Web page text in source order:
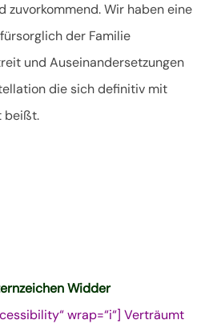
zuvorkommend. Wir haben eine
der Familie
und Auseinandersetzungen
die sich definitiv mit
beißt.
Widder
wrap=“i“] Verträumt